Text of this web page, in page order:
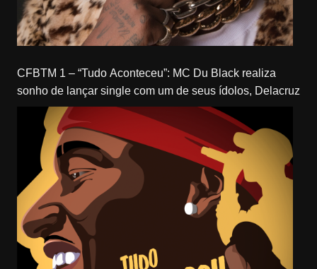
CFBTM 1 – “Tudo Aconteceu”: MC Du Black realiza
sonho de lançar single com um de seus ídolos, Delacruz